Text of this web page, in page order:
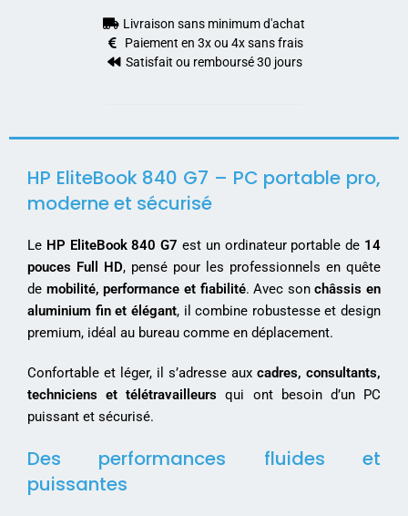
Livraison sans minimum d'achat
Paiement en 3x ou 4x sans frais
Satisfait ou remboursé 30 jours
HP EliteBook 840 G7 – PC portable pro,
moderne et sécurisé
Le HP EliteBook 840 G7 est un ordinateur portable de 14
pouces Full HD, pensé pour les professionnels en quête
de mobilité, performance et fiabilité. Avec sonchâssis en
aluminium fin et élégant, il combine robustesse et design
premium, idéal au bureau comme en déplacement.
Confortable et léger, il s’adresse aux cadres, consultants,
techniciens et télétravailleurs qui ont besoin d’un PC
puissant et sécurisé.
Des performances fluides et
puissantes